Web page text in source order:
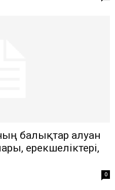
балықтар алуан
ерекшеліктері,
0